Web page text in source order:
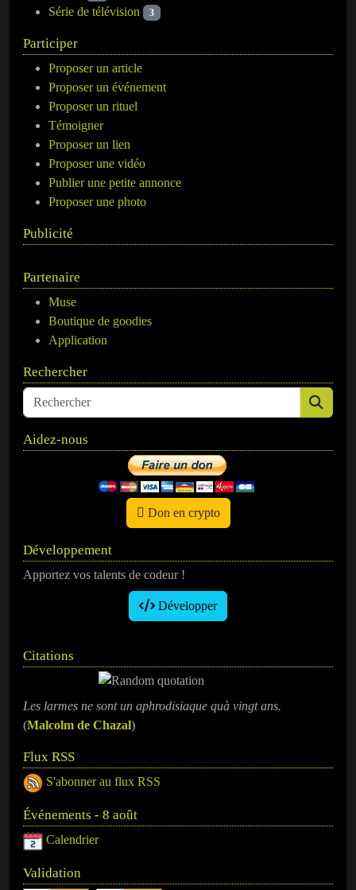
Série de télévision 3
Participer
Proposer un article
Proposer un événement
Proposer un rituel
Témoigner
Proposer un lien
Proposer une vidéo
Publier une petite annonce
Proposer une photo
Publicité
Partenaire
Muse
Boutique de goodies
Application
Rechercher
Aidez-nous
Don en crypto
Développement
Apportez vos talents de codeur !
Développer
Citations
Les larmes ne sont un aphrodisiaque quà vingt ans.
(Malcolm de Chazal)
Flux RSS
S'abonner au flux RSS
Événements - 8 août
Calendrier
Validation